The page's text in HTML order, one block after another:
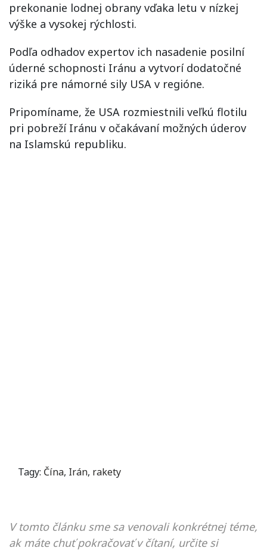
prekonanie lodnej obrany vďaka letu v nízkej
výške a vysokej rýchlosti.
Podľa odhadov expertov ich nasadenie posilní
úderné schopnosti Iránu a vytvorí dodatočné
riziká pre námorné sily USA v regióne.
Pripomíname, že USA rozmiestnili veľkú flotilu
pri pobreží Iránu v očakávaní možných úderov
na Islamskú republiku.
Tagy: Čína, Irán, rakety
V tomto článku sme sa venovali konkrétnej téme,
ak máte chuť pokračovať v čítaní, určite si